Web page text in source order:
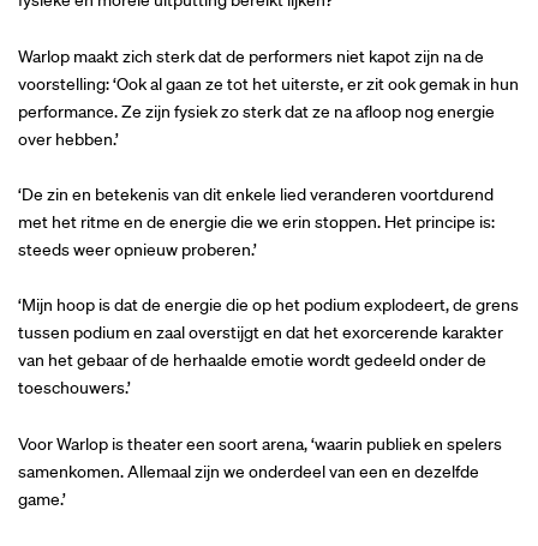
Warlop maakt zich sterk dat de performers niet kapot zijn na de
voorstelling: ‘Ook al gaan ze tot het uiterste, er zit ook gemak in hun
performance. Ze zijn fysiek zo sterk dat ze na afloop nog energie
over hebben.’
‘De zin en betekenis van dit enkele lied veranderen voortdurend
met het ritme en de energie die we erin stoppen. Het principe is:
steeds weer opnieuw proberen.’
‘Mijn hoop is dat de energie die op het podium explodeert, de grens
tussen podium en zaal overstijgt en dat het exorcerende karakter
van het gebaar of de herhaalde emotie wordt gedeeld onder de
toeschouwers.’
Voor Warlop is theater een soort arena, ‘waarin publiek en spelers
samenkomen. Allemaal zijn we onderdeel van een en dezelfde
game.’